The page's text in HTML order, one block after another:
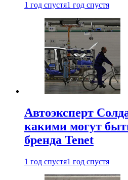
1 год спустя1 год спустя
Автоэксперт
какими могут
бренда Tenet
1 год спустя1 год спустя